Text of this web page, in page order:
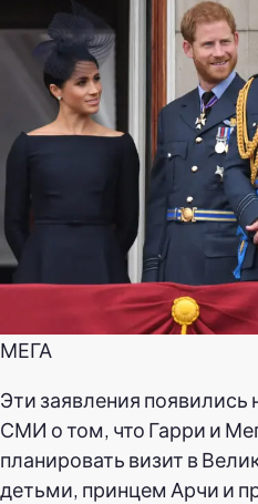
МЕГА
Эти заявления
СМИ о том, что Гарри и
планировать визит в
детьми, принцем Арчи и